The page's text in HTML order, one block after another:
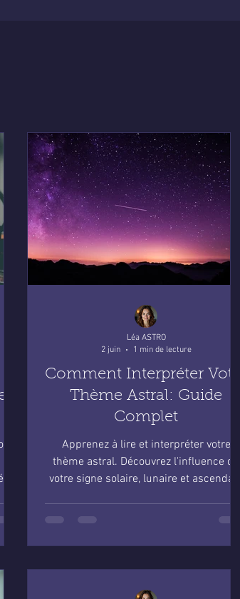
Comment Interpréter Votre
Thème Astral: Guide
Complet
Apprenez à lire et interpréter votre
thème astral. Découvrez l'influence de
votre signe solaire, lunaire et ascendant
Léa ASTRO
2 juin
1 min de lecture